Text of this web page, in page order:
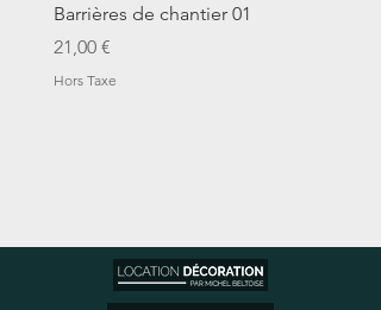
Barrières de chantier 01
Prix
21,00 €
Hors Taxe